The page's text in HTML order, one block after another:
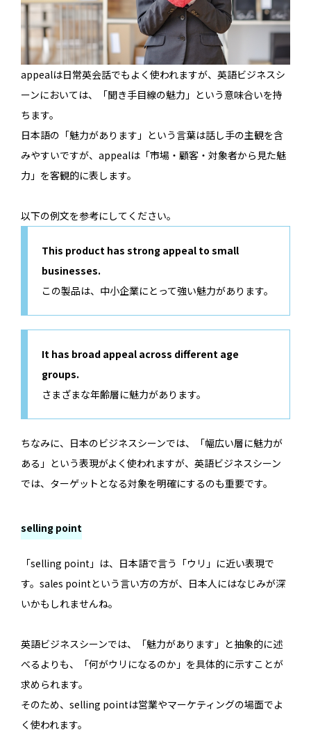
appealは日常英会話でもよく使われますが、英語ビジネスシ
ーンにおいては、「聞き手目線の魅力」という意味合いを持
ちます。
日本語の「魅力があります」という言葉は話し手の主観を含
みやすいですが、appealは「市場・顧客・対象者から見た魅
力」を客観的に表します。
以下の例文を参考にしてください。
This product has strong appeal to small
businesses.
この製品は、中小企業にとって強い魅力があります。
It has broad appeal across different age
groups.
さまざまな年齢層に魅力があります。
ちなみに、日本のビジネスシーンでは、「幅広い層に魅力が
ある」という表現がよく使われますが、英語ビジネスシーン
では、ターゲットとなる対象を明確にするのも重要です。
selling point
「selling point」は、日本語で言う「ウリ」に近い表現で
す。sales pointという言い方の方が、日本人にはなじみが深
いかもしれませんね。
英語ビジネスシーンでは、「魅力があります」と抽象的に述
べるよりも、「何がウリになるのか」を具体的に示すことが
求められます。
そのため、selling pointは営業やマーケティングの場面でよ
く使われます。